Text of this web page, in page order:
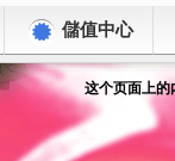
这个页面上的
儲值中心